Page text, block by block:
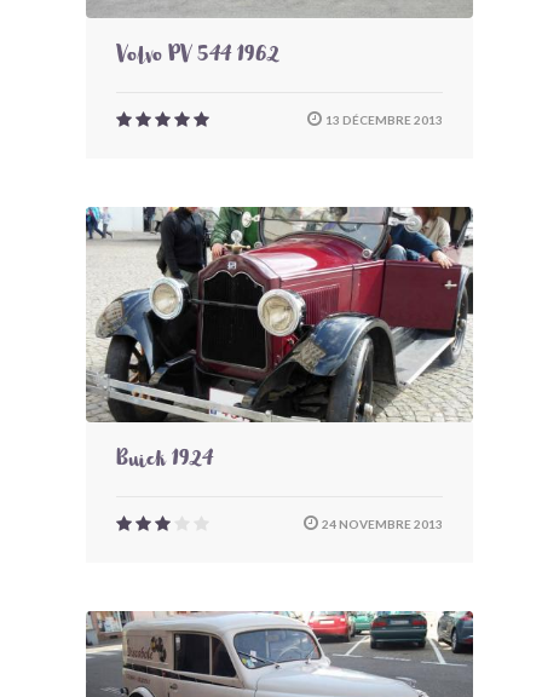
Volvo PV 544 1962
13 DÉCEMBRE 2013
Buick 1924
24 NOVEMBRE 2013